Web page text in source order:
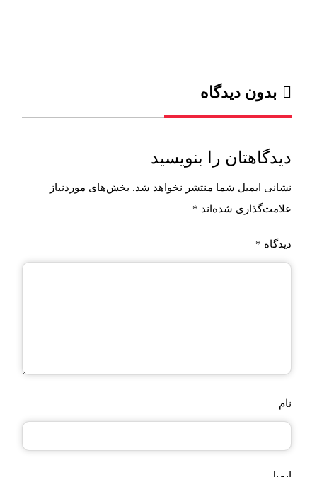
بدون دیدگاه
دیدگاهتان را بنویسید
نشانی ایمیل شما منتشر نخواهد شد. بخش‌های موردنیاز
علامت‌گذاری شده‌اند *
دیدگاه *
نام